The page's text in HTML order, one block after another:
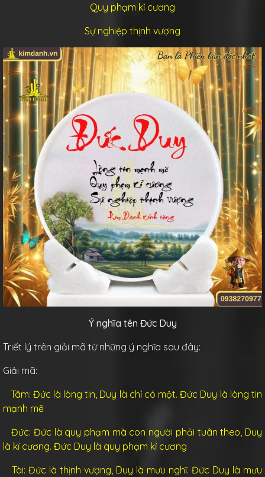
Quy phạm kỉ cương
Sự nghiệp thịnh vượng
Ý nghĩa tên Đức Duy
Triết lý trên giải mã từ những ý nghĩa sau đây:
Giải mã:
Tâm: Đức là lòng tin, Duy là chỉ có một. Đức Duy là lòng tin
mạnh mẽ
Đức: Đức là quy phạm mà con người phải tuân theo, Duy
là kỉ cương. Đức Duy là quy phạm kỉ cương
Tài: Đức là thịnh vượng, Duy là mưu nghĩ. Đức Duy là mưu